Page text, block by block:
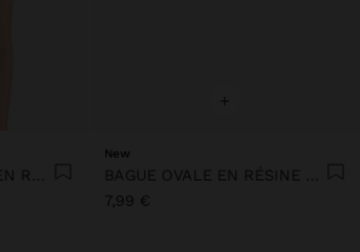
COLLIER DE PERLES EN RÉSINE AVEC PENDENTIF OVALE
+
New
BAGUE OVALE EN RÉSINE TRANSPARENTE
7,99 €